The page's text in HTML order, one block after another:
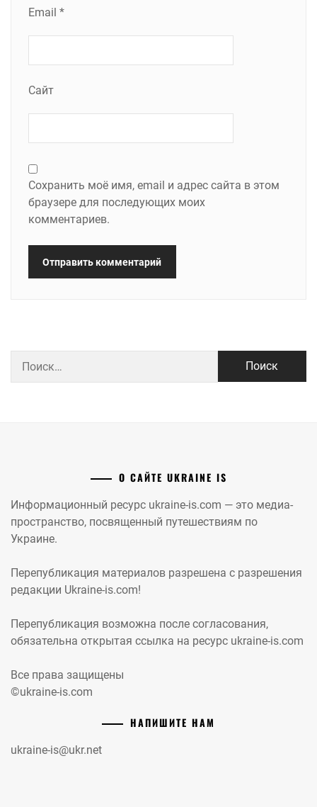
Email *
Сайт
Сохранить моё имя, email и адрес сайта в этом
браузере для последующих моих
комментариев.
О САЙТЕ UKRAINE IS
Информационный ресурс ukraine-is.com — это медиа-
пространство, посвященный путешествиям по
Украине.
Перепубликация материалов разрешена с разрешения
редакции Ukraine-is.com!
Перепубликация возможна после согласования,
обязательна открытая ссылка на ресурс ukraine-is.com
Все права защищены
©ukraine-is.com
НАПИШИТЕ НАМ
ukraine-is@ukr.net